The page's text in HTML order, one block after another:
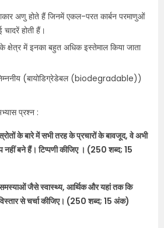
अणु होते हैं जिनमें एकल-परत कार्बन परमाणुओं
होती हैं।
के क्षेत्र में इनका बहुत अधिक इस्तेमाल किया जाता
(बायोडिग्रेडेबल (biodegradable))
प्रश्न :
के बारे में सभी तरह के प्रचारों के बावजूद, वे अभी
नहीं बने हैं। टिप्पणी कीजिए । (250 शब्द; 15
जैसे स्वास्थ्य, आर्थिक और यहां तक कि
से चर्चा कीजिए। (250 शब्द; 15 अंक)